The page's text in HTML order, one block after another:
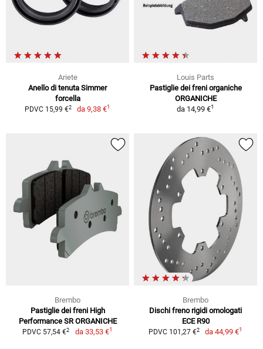
Ariete
Anello di tenuta Simmer
forcella
PDVC 15,99 €2 da9,38 €1
Louis Parts
Pastiglie dei freni organiche
ORGANICHE
da 14,99 €1
Brembo
Pastiglie dei freni High
Performance SR ORGANICHE
PDVC 57,54 €2 da 33,53 €1
Brembo
Dischi freno rigidi omologati
ECE R90
PDVC 101,27 €2 da44,99 €1